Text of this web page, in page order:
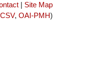
| Site Map
CSV, OAI-PMH)